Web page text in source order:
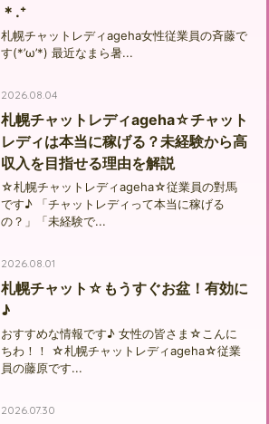
＊.⁺
札幌チャットレディageha女性従業員の斉藤で
す(*’ω’*) 最近なまら暑...
2026.08.04
札幌チャットレディageha☆チャット
レディは本当に稼げる？未経験から高
収入を目指せる理由を解説
☆札幌チャットレディageha☆従業員の對馬
です♪ 「チャットレディって本当に稼げる
の？」「未経験で...
2026.08.01
札幌チャット☆もうすぐお盆！有効に
♪
おすすめな情報です♪ 女性の皆さま☆こんに
ちわ！！ ☆札幌チャットレディageha☆従業
員の藤原です...
2026.07.30